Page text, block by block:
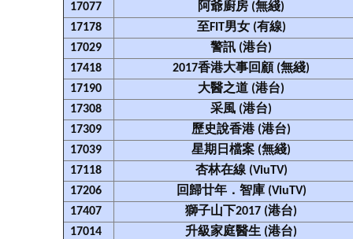
17077
阿爺廚房 (無綫)
17178
至FIT男女 (有線)
17029
警訊 (港台)
17418
2017香港大事回顧 (無綫)
17190
大醫之道 (港台)
17308
采風 (港台)
17309
歷史說香港 (港台)
17039
星期日檔案 (無綫)
17118
杏林在線 (ViuTV)
17206
回歸廿年．智庫 (ViuTV)
17407
獅子山下2017 (港台)
17014
升級家庭醫生 (港台)